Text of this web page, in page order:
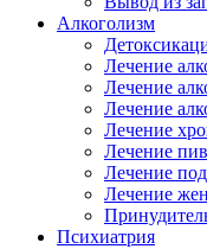
Алкоголизм
Лечение
Лечение
Лечение
Лечение
Лечение
Лечение
Лечение
Психиатрия